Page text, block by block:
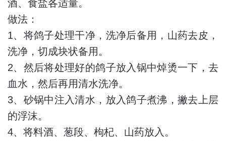
酒、食盐各适量。
做法：
1、将鸽子处理干净，洗净后备用，山药去皮，
洗净，切成块状备用。
2、然后将处理好的鸽子放入锅中焯烫一下，去
血水，然后再用清水洗净。
3、砂锅中注入清水，放入鸽子煮沸，撇去上层
的浮沫。
4、将料酒、葱段、枸杞、山药放入。